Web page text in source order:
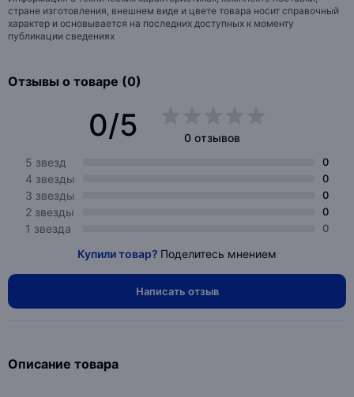
стране изготовления, внешнем виде и цвете товара носит справочный
характер и основывается на последних доступных к моменту
публикации сведениях
Отзывы о товаре (0)
0/5
0 отзывов
5 звезд
0
4 звезды 0
3 звезды 0
2 звезды 0
1 звезда 0
Купили товар? Поделитесь мнением
Написать отзыв
Описание товара